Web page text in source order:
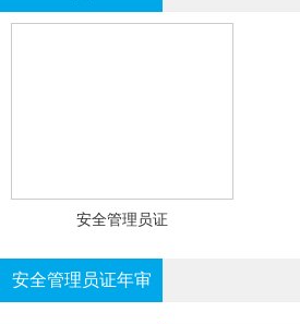
安全管理员证
安全管理员证年审